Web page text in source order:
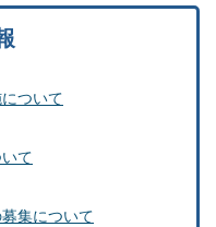
ついて
て
集について